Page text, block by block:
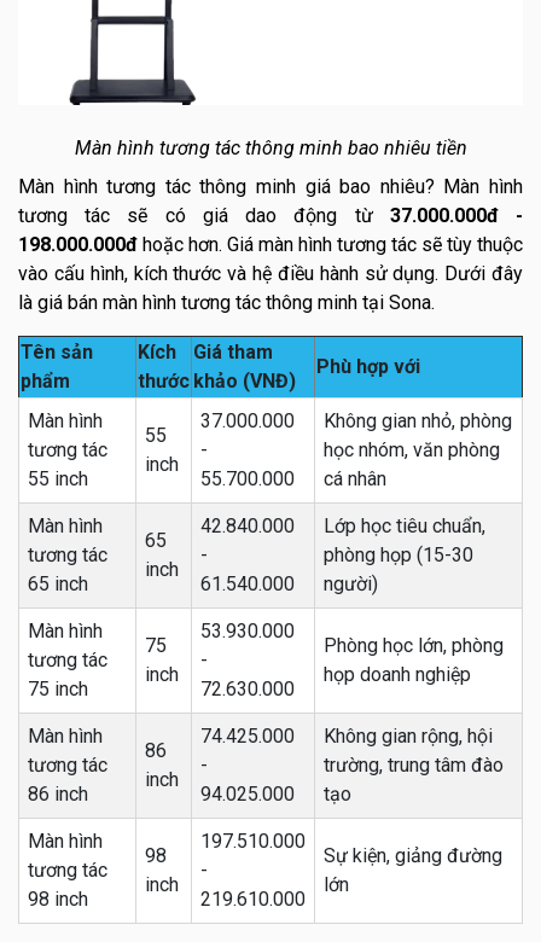
Màn hình tương tác thông minh bao nhiêu tiền
Màn hình tương tác thông minh giá bao nhiêu? Màn hình
tương tác sẽ có giá dao động từ 37.000.000đ -
198.000.000đ hoặc hơn. Giá màn hình tương tác sẽ tùy thuộc
vào cấu hình, kích thước và hệ điều hành sử dụng. Dưới đây
là giá bán màn hình tương tác thông minh tại Sona.
Tên sản
phẩm
Kích
thước
Giá tham
khảo (VNĐ)
Phù hợp với
Màn hình
tương tác
55 inch
55
inch
37.000.000
-
55.700.000
Không gian nhỏ, phòng
học nhóm, văn phòng
cá nhân
Màn hình
tương tác
65 inch
65
inch
42.840.000
-
61.540.000
Lớp học tiêu chuẩn,
phòng họp (15-30
người)
Màn hình
tương tác
75 inch
75
inch
53.930.000
-
72.630.000
Phòng học lớn, phòng
họp doanh nghiệp
Màn hình
tương tác
86 inch
86
inch
74.425.000
-
94.025.000
Không gian rộng, hội
trường, trung tâm đào
tạo
Màn hình
tương tác
98 inch
98
inch
197.510.000
-
219.610.000
Sự kiện, giảng đường
lớn